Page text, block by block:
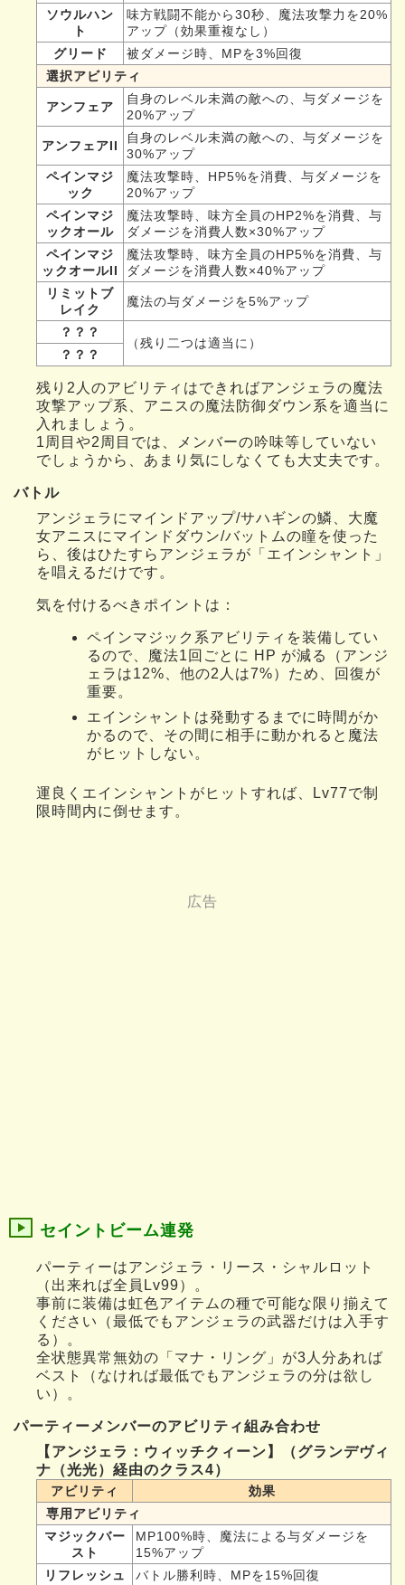
ソウルハン
ト
味方戦闘不能から30秒、魔法攻撃力を20%
アップ（効果重複なし）
グリード
被ダメージ時、MPを3%回復
選択アビリティ
アンフェア
自身のレベル未満の敵への、与ダメージを
20%アップ
アンフェアII
自身のレベル未満の敵への、与ダメージを
30%アップ
ペインマジ
ック
魔法攻撃時、HP5%を消費、与ダメージを
20%アップ
ペインマジ
ックオール
魔法攻撃時、味方全員のHP2%を消費、与
ダメージを消費人数×30%アップ
ペインマジ
ックオールII
魔法攻撃時、味方全員のHP5%を消費、与
ダメージを消費人数×40%アップ
リミットブ
レイク
魔法の与ダメージを5%アップ
？？？
（残り二つは適当に）
？？？
残り2人のアビリティはできればアンジェラの魔法
攻撃アップ系、アニスの魔法防御ダウン系を適当に
入れましょう。
1周目や2周目では、メンバーの吟味等していない
でしょうから、あまり気にしなくても大丈夫です。
バトル
アンジェラにマインドアップ/サハギンの鱗、大魔
女アニスにマインドダウン/バットムの瞳を使った
ら、後はひたすらアンジェラが「エインシャント」
を唱えるだけです。
気を付けるべきポイントは：
ペインマジック系アビリティを装備してい
るので、魔法1回ごとに HP が減る（アンジ
ェラは12%、他の2人は7%）ため、回復が
重要。
エインシャントは発動するまでに時間がか
かるので、その間に相手に動かれると魔法
がヒットしない。
運良くエインシャントがヒットすれば、Lv77で制
限時間内に倒せます。
セイントビーム連発
パーティーはアンジェラ・リース・シャルロット
（出来れば全員Lv99）。
事前に装備は虹色アイテムの種で可能な限り揃えて
ください（最低でもアンジェラの武器だけは入手す
る）。
全状態異常無効の「マナ・リング」が3人分あれば
ベスト（なければ最低でもアンジェラの分は欲し
い）。
パーティーメンバーのアビリティ組み合わせ
【アンジェラ：ウィッチクィーン】（グランデヴィ
ナ（光光）経由のクラス4）
アビリティ
効果
専用アビリティ
マジックバー
スト
MP100%時、魔法による与ダメージを
15%アップ
リフレッシュ
バトル勝利時、MPを15%回復